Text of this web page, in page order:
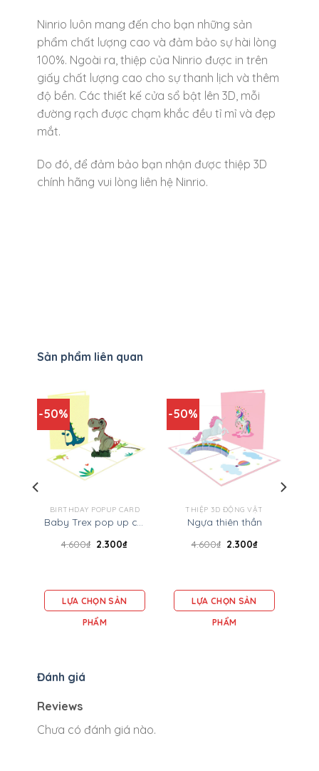
Ninrio luôn mang đến cho bạn những sản
phẩm chất lượng cao và đảm bảo sự hài lòng
100%. Ngoài ra, thiệp của Ninrio được in trên
giấy chất lượng cao cho sự thanh lịch và thêm
độ bền. Các thiết kế cửa sổ bật lên 3D, mỗi
đường rạch được chạm khắc đều tỉ mỉ và đẹp
mắt.
Do đó, để đảm bảo bạn nhận được thiệp 3D
chính hãng vui lòng liên hệ Ninrio.
Sản phẩm liên quan
-50%
BIRTHDAY POPUP CARD
Baby Trex pop up card – Birthday 3D card
4.600₫ 2.300₫
LỰA CHỌN SẢN
PHẨM
-50%
THIỆP 3D ĐỘNG VẬT
Ngựa thiên thần
4.600₫ 2.300₫
LỰA CHỌN SẢN
PHẨM
Đánh giá
Reviews
Chưa có đánh giá nào.